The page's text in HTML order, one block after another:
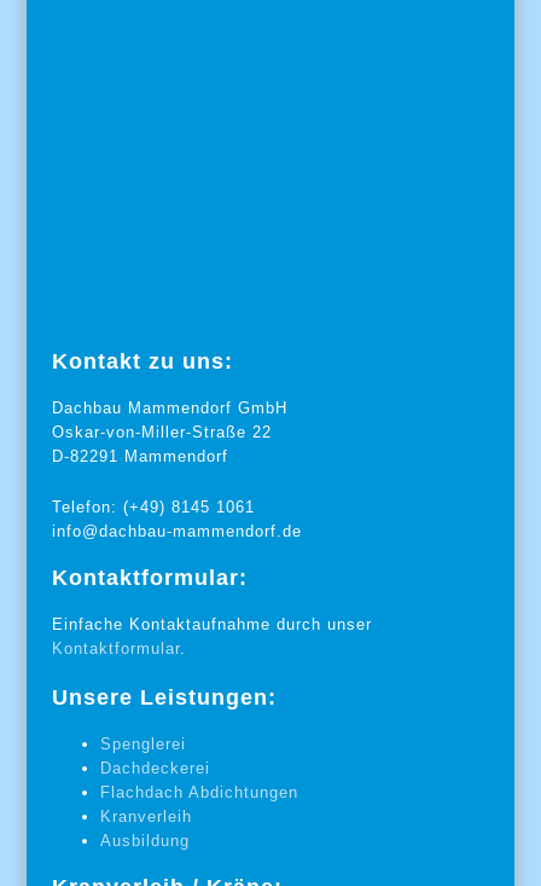
Kontakt zu uns:
Dachbau Mammendorf GmbH
Oskar-von-Miller-Straße 22
D-82291 Mammendorf
Telefon: (+49) 8145 1061
info@dachbau-mammendorf.de
Kontaktformular:
Einfache Kontaktaufnahme durch unser
Kontaktformular.
Unsere Leistungen:
Spenglerei
Dachdeckerei
Flachdach Abdichtungen
Kranverleih
Ausbildung